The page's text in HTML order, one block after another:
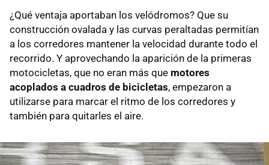
¿Qué ventaja aportaban los velódromos? Que su
construcción ovalada y las curvas peraltadas permitían
a los corredores mantener la velocidad durante todo el
recorrido. Y aprovechando la aparición de la primeras
motocicletas, que no eran más que motores
acoplados a cuadros de bicicletas, empezaron a
utilizarse para marcar el ritmo de los corredores y
también para quitarles el aire.